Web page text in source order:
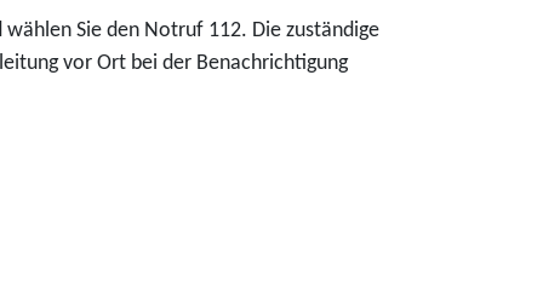
Sie den Notruf 112. Die zuständige
vor Ort bei der Benachrichtigung